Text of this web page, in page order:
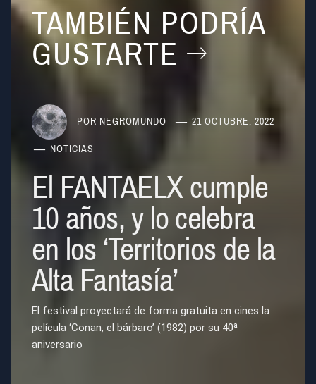
TAMBIÉN PODRÍA
GUSTARTE
POR NEGROMUNDO 21 OCTUBRE, 2022
NOTICIAS
El FANTAELX cumple
10 años, y lo celebra
en los ‘Territorios de la
Alta Fantasía’
El festival proyectará de forma gratuita en cines la
película ‘Conan, el bárbaro’ (1982) por su 40ª
aniversario